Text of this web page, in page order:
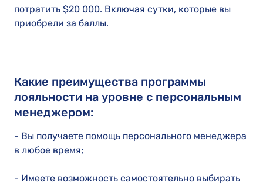
потратить $20 000. Включая сутки, которые вы
приобрели за баллы.
Какие преимущества программы
лояльности на уровне с персональным
менеджером:
- Вы получаете помощь персонального менеджера
в любое время;
- Имеете возможность самостоятельно выбирать